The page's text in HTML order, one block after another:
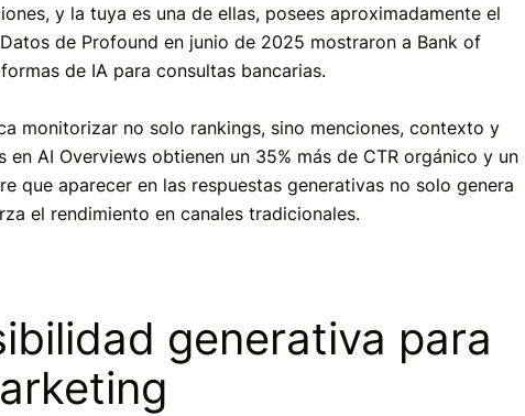
y la tuya es una de ellas, posees aproximadamente el
de Profound en junio de 2025 mostraron a Bank of
de IA para consultas bancarias.
monitorizar no solo rankings, sino menciones, contexto y
AI Overviews obtienen un 35% más de CTR orgánico y un
que aparecer en las respuestas generativas no solo genera
el rendimiento en canales tradicionales.
generativa para